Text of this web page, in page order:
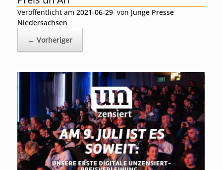
Veröffentlicht am 2021-06-29 von Junge Presse
Niedersachsen
← Vorheriger